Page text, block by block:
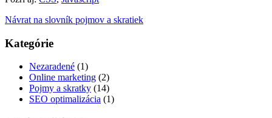
Návrat na slovník pojmov a skratiek
Kategórie
Nezaradené (1)
Online marketing (2)
Pojmy a skratky (14)
SEO optimalizácia (1)